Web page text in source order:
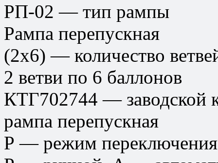
РП-02 — тип рампы
Рампа перепускная
(2х6) — количество
2 ветви по 6 баллонов
КТГ702744 — заводской
рампа перепускная
Р — режим переключения